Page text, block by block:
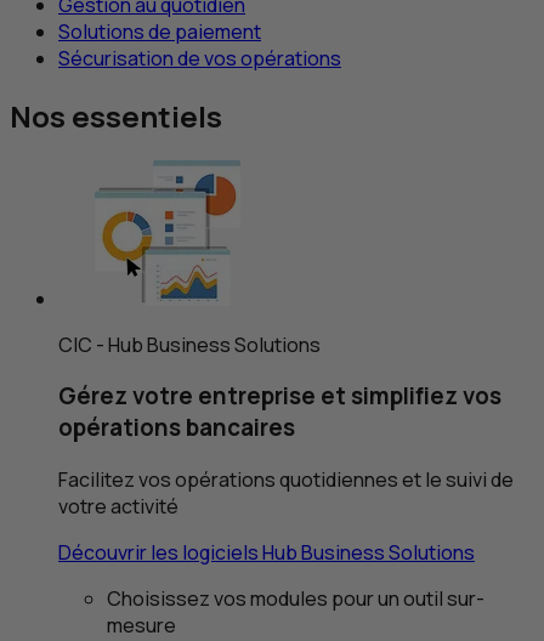
Solutions de paiement
Sécurisation de vos opérations
Nos essentiels
CIC -Hub Business Solutions
Gérez votre entreprise et simplifiez vos
opérations bancaires
Facilitez vos opérations quotidiennes et le suivi de
votre activité
Découvrir les logicielsHub Business Solutions
Choisissez vos modules pour un outil sur-
mesure